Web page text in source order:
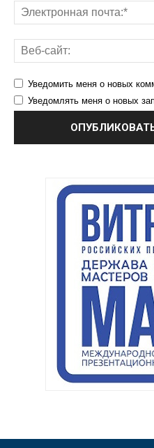
Уведомить меня о новых
Уведомлять меня о новых